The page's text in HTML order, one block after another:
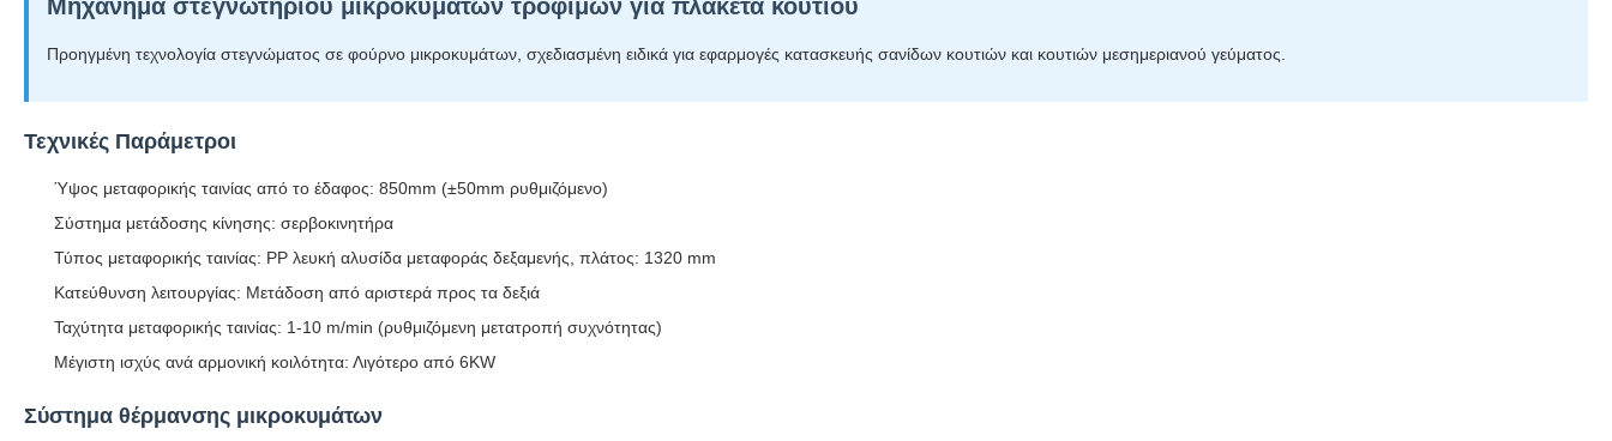
Μηχάνημα στεγνωτηρίου μικροκυμάτων τροφίμων για πλακέτα κουτιού
Προηγμένη τεχνολογία στεγνώματος σε φούρνο μικροκυμάτων, σχεδιασμένη ειδικά για εφαρμογές κατασκευής σανίδων κουτιών και κουτιών μεσημεριανού γεύματος.
Τεχνικές Παράμετροι
Ύψος μεταφορικής ταινίας από το έδαφος: 850mm (±50mm ρυθμιζόμενο)
Σύστημα μετάδοσης κίνησης: σερβοκινητήρα
Τύπος μεταφορικής ταινίας: PP λευκή αλυσίδα μεταφοράς δεξαμενής, πλάτος: 1320 mm
Κατεύθυνση λειτουργίας: Μετάδοση από αριστερά προς τα δεξιά
Ταχύτητα μεταφορικής ταινίας: 1-10 m/min (ρυθμιζόμενη μετατροπή συχνότητας)
Μέγιστη ισχύς ανά αρμονική κοιλότητα: Λιγότερο από 6KW
Σύστημα θέρμανσης μικροκυμάτων